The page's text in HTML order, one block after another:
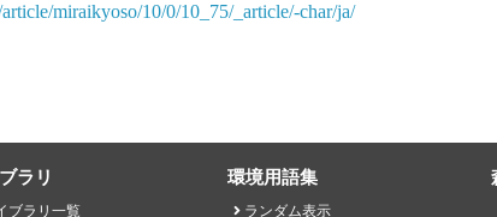
miraikyoso/10/0/10_75/_article/-char/ja/
ラリ
ブラリ一覧
環境用語集
ランダム表示